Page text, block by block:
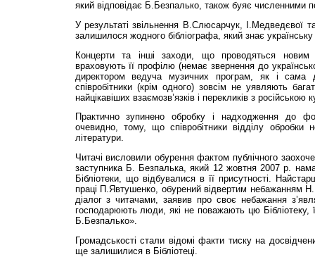
який відповідає Б.Без­палько, також буяє численними
У результаті звільнення В.Слюсарчук, І.Медве­дєвої
залишилося жодного бібліографа, який знає українську
Концерти та інші заходи, що проводяться новим
враховують її профілю (немає звернення до
директором ведуча музичних програм, як і сама
співробітники (крім одного) зовсім не уявляють
найцікавіших взаємозв’язків і перекликів з російською
Практично зупинено обробку і надходження до
очевидно, тому, що співробітники відділу обробки
літератури.
Читачі висловили обурення фактом публічного
заступника Б. Безпалька, який 12 жовтня 2007 р.
Бібліотеки, що відбувалися в її присутності.
праці П.Явтушенко, обурений відвертим небажанням
діалог з читачами, заявив про своє небажання
господарюють люди, які не поважають цю Бібліотеку,
Б.Безпалько».
Громадськості стали відомі факти тиску на
ще залишилися в Бібліотеці.